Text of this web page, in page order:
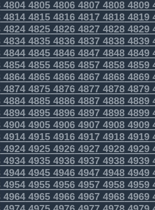
480448054806480748084809
481448154816481748184819
482448254826482748284829
483448354836483748384839
484448454846484748484849
485448554856485748584859
486448654866486748684869
487448754876487748784879
488448854886488748884889
489448954896489748984899
490449054906490749084909
491449154916491749184919
492449254926492749284929
493449354936493749384939
494449454946494749484949
495449554956495749584959
496449654966496749684969